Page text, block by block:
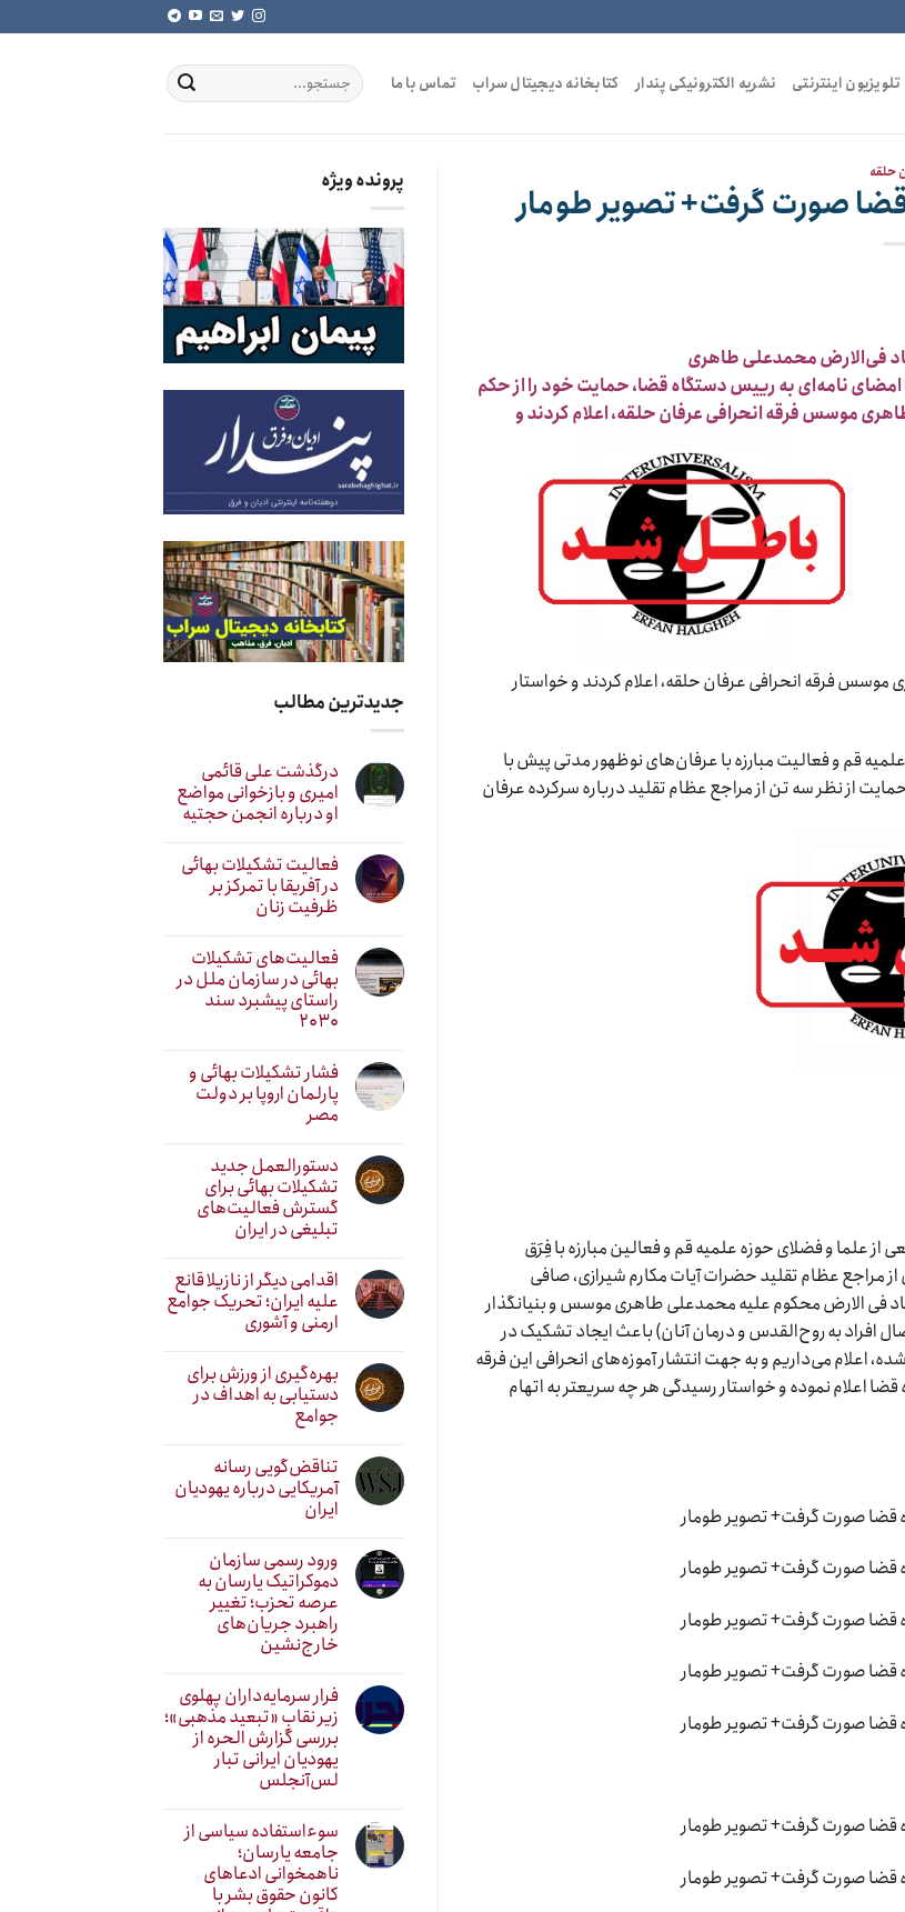
تلویزیون اینترنتی نشریه الکترونیکی پندار کتابخانه دیجیتال سراب تماس با ما
حلقه
قضا صورت گرفت+ تصویر طومار
فی‌الارض محمدعلی طاهری
نامه‌ای به رییس دستگاه قضا، حمایت خود را از حکم
موسس فرقه انحرافی عرفان حلقه، اعلام کردند و
فرقه انحرافی عرفان حلقه، اعلام کردند و خواستار
قم و فعالیت مبارزه با عرفان‌های نوظهور مدتی پیش با
از نظر سه تن از مراجع عظام تقلید درباره سرکرده عرفان
از علما و فضلای حوزه علمیه قم و فعالین مبارزه با فِرَق
مراجع عظام تقلید حضرات آیات مکارم شیرازی، صافی
فی الارض محکوم علیه محمدعلی طاهری موسس و بنیانگذار
افراد به روح‌القدس و درمان آنان) باعث ایجاد تشکیک در
اعلام می‌داریم و به جهت انتشار آموزه‌های انحرافی این فرقه
اعلام نموده و خواستار رسیدگی هر چه سریعتر به اتهام
پرونده ویژه
جدیدترین مطالب
درگذشت علی قائمی
امیری و بازخوانی مواضع
او درباره انجمن حجتیه
فعالیت تشکیلات بهائی
در آفریقا با تمرکز بر
ظرفیت زنان
فعالیت‌های تشکیلات
بهائی در سازمان ملل در
راستای پیشبرد سند
۲۰۳۰
فشار تشکیلات بهائی و
پارلمان اروپا بر دولت
مصر
دستورالعمل جدید
تشکیلات بهائی برای
گسترش فعالیت‌های
تبلیغی در ایران
اقدامی دیگر از نازیلا قانع
علیه ایران؛ تحریک جوامع
ارمنی و آشوری
بهره‌گیری از ورزش برای
دستیابی به اهداف در
جوامع
تناقض‌گویی رسانه
آمریکایی درباره یهودیان
ایران
ورود رسمی سازمان
دموکراتیک یارسان به
عرصه تحزب؛ تغییر
راهبرد جریان‌های
خارج‌نشین
فرار سرمایه‌داران پهلوی
زیر نقابِ «تبعید مذهبی»؛
بررسی گزارش الحره از
یهودیان ایرانی تبار
لس‌آنجلس
سوءاستفاده سیاسی از
جامعه یارسان؛
ناهمخوانی ادعاهای
کانون حقوق بشر با